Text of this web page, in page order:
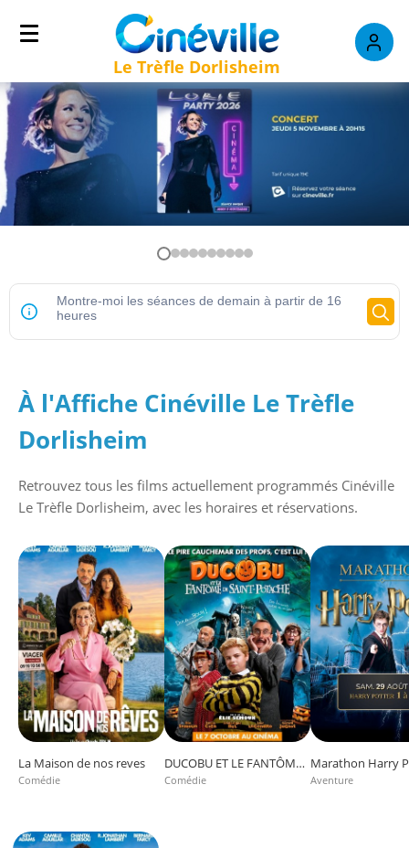
Le Trèfle Dorlisheim
À l'Affiche Cinéville Le Trèfle
Dorlisheim
Retrouvez tous les films actuellement programmés Cinéville
Le Trèfle Dorlisheim, avec les horaires et réservations.
La Maison de nos reves
Comédie
DUCOBU ET LE FANTÔME DE SAINT-POTACHE
Comédie Aventure